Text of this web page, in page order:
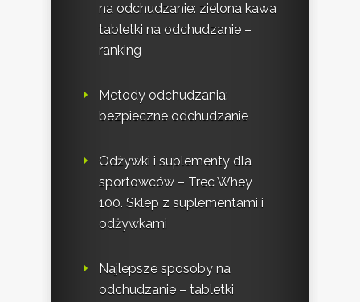
na odchudzanie: zielona kawa
tabletki na odchudzanie –
ranking
Metody odchudzania:
bezpieczne odchudzanie
Odżywki i suplementy dla
sportowców – Trec Whey
100. Sklep z suplementami i
odżywkami
Najlepsze sposoby na
odchudzanie – tabletki